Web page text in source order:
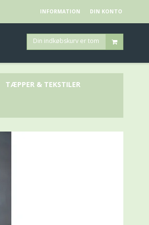
INFORMATION DIN KONTO
Din indkøbskurv er tom
TÆPPER & TEKSTILER